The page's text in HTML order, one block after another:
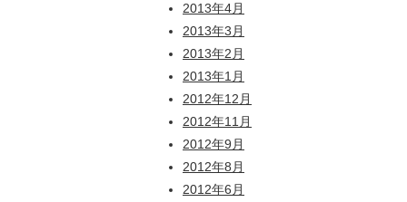
2013年4月
2013年3月
2013年2月
2013年1月
2012年12月
2012年11月
2012年9月
2012年8月
2012年6月